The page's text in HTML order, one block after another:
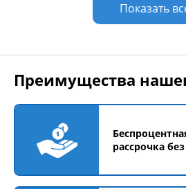
Показать
Преимущества
рассрочка